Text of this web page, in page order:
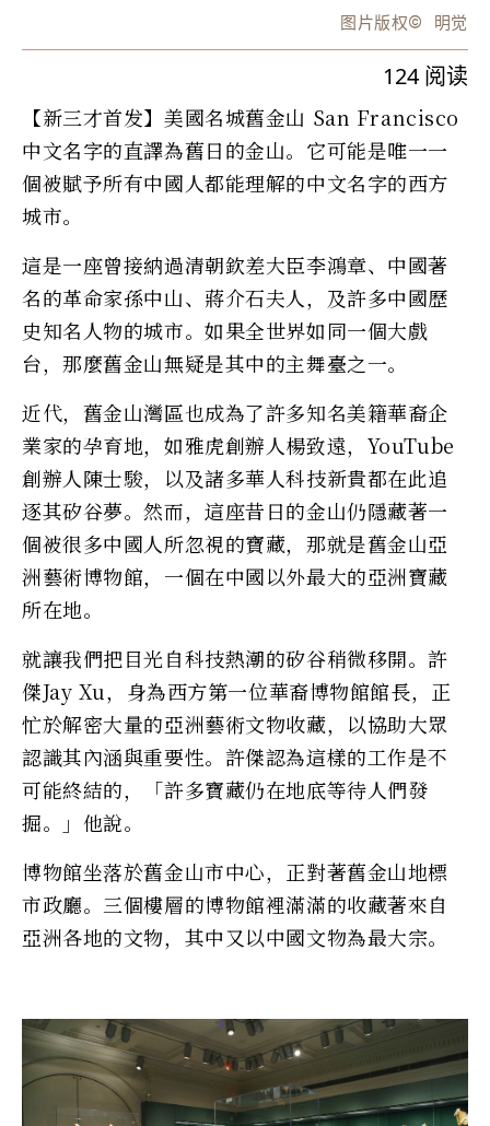
图片版权©️ 明觉
124 阅读
【新三才首发】美國名城舊金山 San Francisco
中文名字的直譯為舊日的金山。它可能是唯一一
個被賦予所有中國人都能理解的中文名字的西方
城市。
這是一座曾接納過清朝欽差大臣李鴻章、中國著
名的革命家孫中山、蔣介石夫人，及許多中國歷
史知名人物的城市。如果全世界如同一個大戲
台，那麼舊金山無疑是其中的主舞臺之一。
近代，舊金山灣區也成為了許多知名美籍華裔企
業家的孕育地，如雅虎創辦人楊致遠，YouTube
創辦人陳士駿，以及諸多華人科技新貴都在此追
逐其矽谷夢。然而，這座昔日的金山仍隱藏著一
個被很多中國人所忽視的寶藏，那就是舊金山亞
洲藝術博物館，一個在中國以外最大的亞洲寶藏
所在地。
就讓我們把目光自科技熱潮的矽谷稍微移開。許
傑Jay Xu，身為西方第一位華裔博物館館長，正
忙於解密大量的亞洲藝術文物收藏，以協助大眾
認識其內涵與重要性。許傑認為這樣的工作是不
可能終結的，「許多寶藏仍在地底等待人們發
掘。」他說。
博物館坐落於舊金山市中心，正對著舊金山地標
市政廳。三個樓層的博物館裡滿滿的收藏著來自
亞洲各地的文物，其中又以中國文物為最大宗。